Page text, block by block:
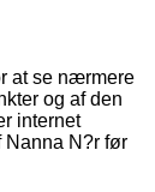
at se nærmere
og af den
internet
Nanna N?r før